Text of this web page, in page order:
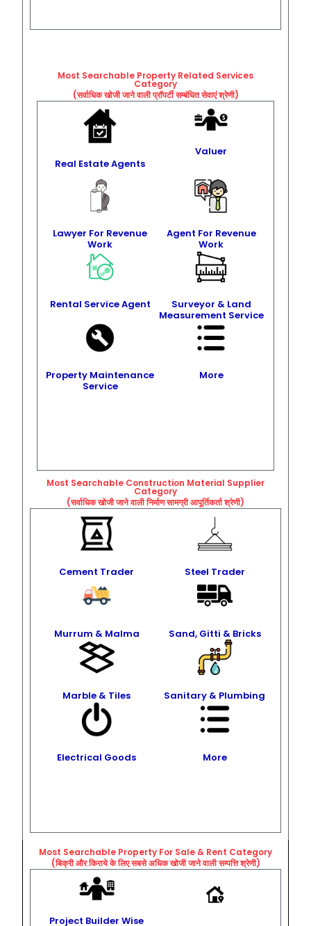
Most Searchable Property Related Services
Category
(सर्वाधिक खोजी जाने वाली प्रॉपर्टी सम्बंधित सेवाएं श्रेणी)
Real Estate Agents
Valuer
Lawyer For Revenue
Work
Agent For Revenue
Work
Rental Service Agent
Surveyor & Land
Measurement Service
Property Maintenance
Service
More
Most Searchable Construction Material Supplier
Category
(सर्वाधिक खोजी जाने वाली निर्माण सामग्री आपूर्तिकर्ता श्रेणी)
Cement Trader Steel Trader
Murrum & Malma Sand, Gitti & Bricks
Marble & Tiles Sanitary & Plumbing
Electrical Goods More
Most Searchable Property For Sale & Rent Category
(बिक्री और किराये के लिए सबसे अधिक खोजी जाने वाली सम्पत्ति श्रेणी)
Project Builder Wise